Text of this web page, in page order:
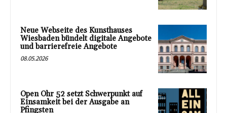
Neue Webseite des Kunsthauses
Wiesbaden bündelt digitale Angebote
und barrierefreie Angebote
08.05.2026
Open Ohr 52 setzt Schwerpunkt auf
Einsamkeit bei der Ausgabe an
Pfingsten